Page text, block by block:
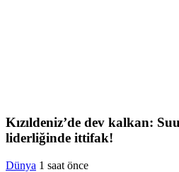
Kızıldeniz’de dev kalkan:
liderliğinde ittifak!
Dünya 1 saat önce